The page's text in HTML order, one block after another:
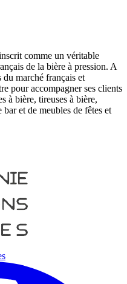
comme un véritable
de la bière à pression. A
du marché français et
pour accompagner ses clients
à bière, tireuses à bière,
et de meubles de fêtes et